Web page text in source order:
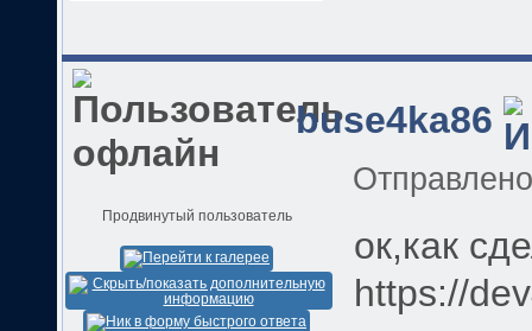
buse4ka86
Продвинутый пользователь
ок,как
https://